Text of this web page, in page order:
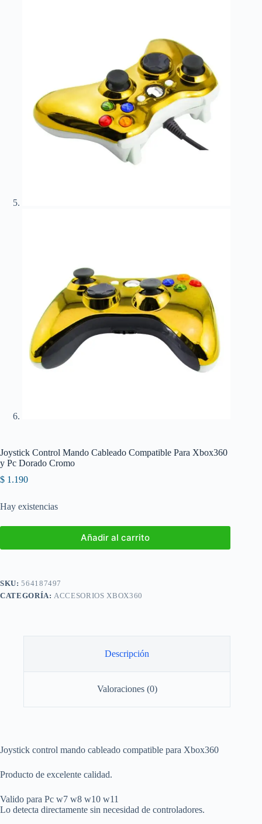
Joystick Control Mando Cableado Compatible Para Xbox360
y Pc Dorado Cromo
$ 1.190
Hay existencias
Añadir al carrito
SKU:564187497
CATEGORÍA: ACCESORIOS XBOX360
Descripción
Valoraciones (0)
Joystick control mando cableado compatible para Xbox360
Producto de excelente calidad.
Valido para Pc w7 w8 w10 w11
Lo detecta directamente sin necesidad de controladores.